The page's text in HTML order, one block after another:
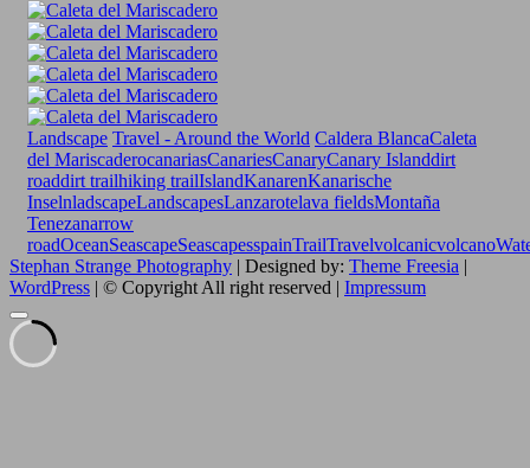
Landscape Travel - Around the World Caldera BlancaCaleta
del MariscaderocanariasCanariesCanaryCanary Islanddirt
roaddirt trailhiking trailIslandKanarenKanarische
InselnladscapeLandscapesLanzarotelava fieldsMontaña
Tenezanarrow
roadOceanSeascapeSeascapesspainTrailTravelvolcanicvolcano
Stephan Strange Photography | Designed by: Theme Freesia |
WordPress | © Copyright All right reserved | Impressum